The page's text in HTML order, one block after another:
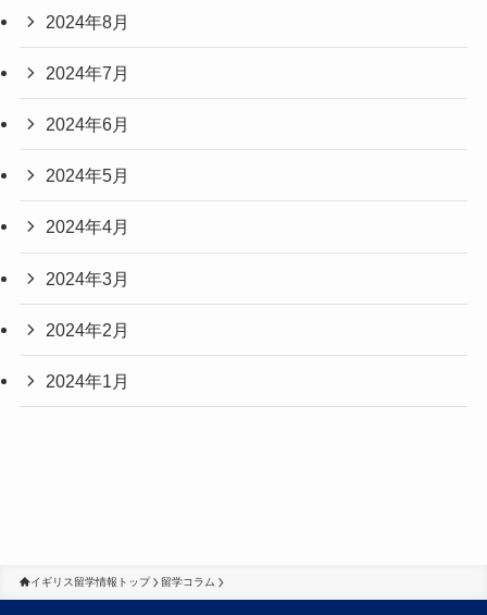
2024年8月
2024年7月
2024年6月
2024年5月
2024年4月
2024年3月
2024年2月
2024年1月
イギリス留学情報トップ 留学コラム